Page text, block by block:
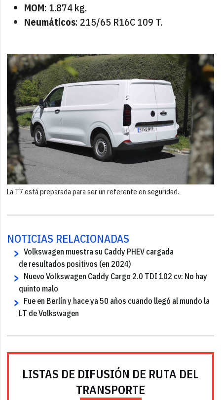
MOM: 1.874 kg.
Neumáticos: 215/65 R16C 109 T.
La T7 está preparada para ser un referente en seguridad.
NOTICIAS RELACIONADAS
Volkswagen muestra su Caddy PHEV cargada
de resultados positivos (en 2024)
Nuevo Volkswagen Caddy Cargo 2.0 TDI 102 cv: No hay
quinto malo
Fue en Berlín y hace ya 50 años cuando llegó al mundo la
LT de Volkswagen
LISTAS DE DIFUSIÓN DE RUTA DEL
TRANSPORTE